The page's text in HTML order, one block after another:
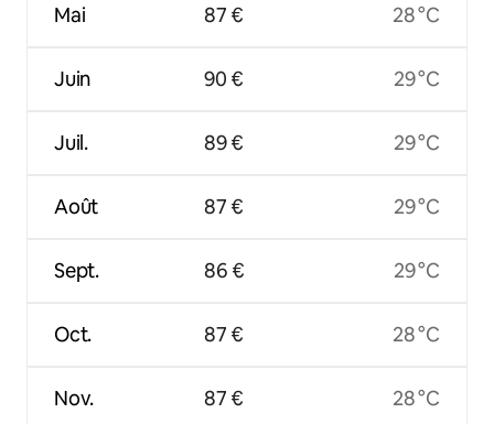
Mai
Juin
Juil.
Août
Sept.
Oct.
Nov.
87 €
90 €
89 €
87 €
86 €
87 €
87 €
28 °C
29 °C
29 °C
29 °C
29 °C
28 °C
28 °C